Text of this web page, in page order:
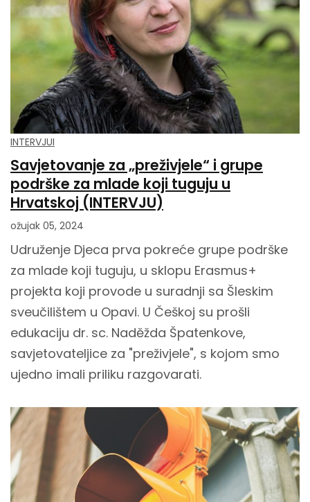
INTERVJUI
Savjetovanje za „preživjele“ i grupe
podrške za mlade koji tuguju u
Hrvatskoj (INTERVJU)
ožujak 05, 2024
Udruženje Djeca prva pokreće grupe podrške
za mlade koji tuguju, u sklopu Erasmus+
projekta koji provode u suradnji sa Šleskim
sveučilištem u Opavi. U Češkoj su prošli
edukaciju dr. sc. Naděžda Špatenkove,
savjetovateljice za "preživjele", s kojom smo
ujedno imali priliku razgovarati.